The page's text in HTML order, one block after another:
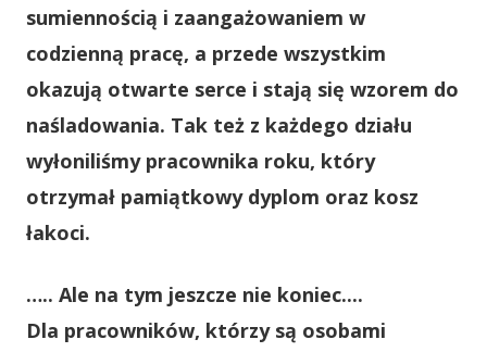
sumiennością i zaangażowaniem w
codzienną pracę, a przede wszystkim
okazują otwarte serce i stają się wzorem do
naśladowania. Tak też z każdego działu
wyłoniliśmy pracownika roku, który
otrzymał pamiątkowy dyplom oraz kosz
łakoci.
….. Ale na tym jeszcze nie koniec....
Dla pracowników, którzy są osobami